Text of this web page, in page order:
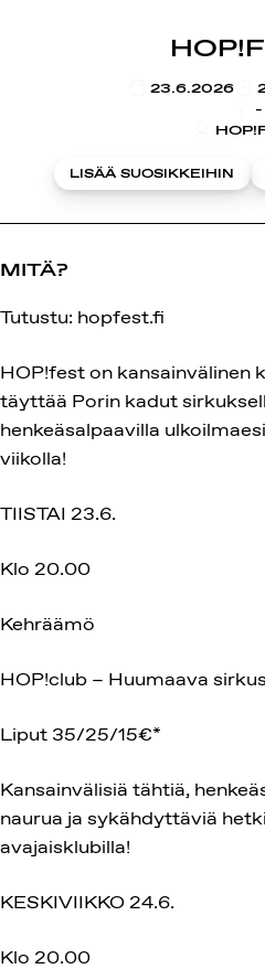
23.6.2026
KLO
-
LISÄÄ SUOSIKKEIHIN
MITÄ?
Tutustu: hopfest.fi
HOP!fest on kansainvälinen
täyttää Porin kadut
henkeäsalpaavilla
viikolla!
TIISTAI 23.6.
Klo 20.00
Kehräämö
HOP!club – Huumaava
Liput 35/25/15€*
Kansainvälisiä tähtiä,
naurua ja sykähdyttäviä
avajaisklubilla!
KESKIVIIKKO 24.6.
Klo 20.00